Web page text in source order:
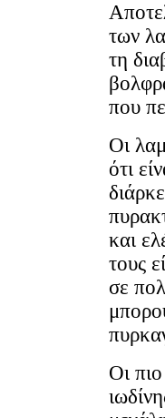
των
τη
που
Οι
ότι
και
τους
σε
Οι